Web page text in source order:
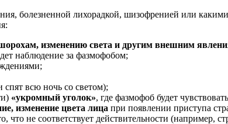
болезненной лихорадкой, шизофренией или
изменению света и другим внешним
наблюдение за фазмофобом;
всю ночь со светом);
«укромный уголок», где фазмофоб будет
изменение цвета лица при появлении приступа
что не соответствует действительности (например,